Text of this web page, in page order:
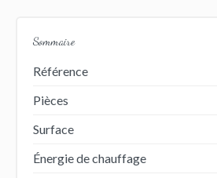
Sommaire
Référence
Pièces
Surface
Énergie de chauffage